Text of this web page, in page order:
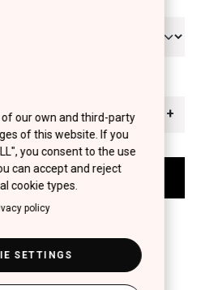
+
of our own and third-party
of this website. If you
you consent to the use
can accept and reject
cookie types.
policy
SETTINGS